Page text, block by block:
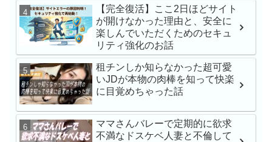
【完全復活】ここ2日ほどサイト
が開けなかった理由と、安全に
楽しんでいただくためのセキュ
リティ強化のお話
租チンしか知らなかった超可愛
いJDが本物の肉棒を知って快楽
に目覚めちゃった話
ママさんバレーで定期的に欲求
不満なドスケベ人妻と不倫して
REC＃みき＃OL
苦手な同僚と飲み会
でワンナイト 人生最
小湊よつ葉
レが過ぎる】立場逆転
ブSEX 石川澪